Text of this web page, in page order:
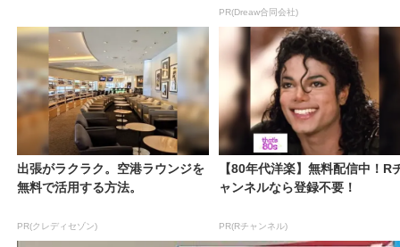
PR(Dreaw合同会社)
出張がラクラク。空港ラウンジを
無料で活用する方法。
PR(クレディセゾン)
【80年代洋楽】無料配信中！R
ャンネルなら登録不要！
PR(Rチャンネル)